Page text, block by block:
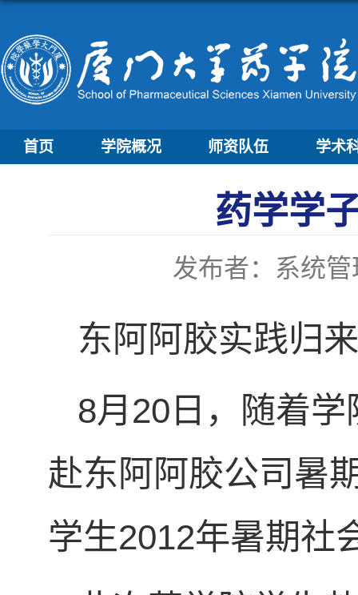
首页 学院概况 师资队伍 学术
药学学
发布者：系统
东阿阿胶实践归
8月20日，随着
赴东阿阿胶公司暑
学生2012年暑期社